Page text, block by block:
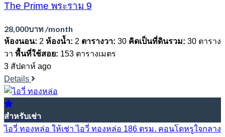
The Prime พระราม 9
28,000บาท /month
ห้องนอน: 2 ห้องน้ำ: 2 ตารางวา: 30 คิดเป็นที่ดินรวม: 30 ตาราง
วา พื้นที่ใช้สอย: 153 ตารางเมตร
3 สัปดาห์ ago
Details
สำหรับเช่า
ไอวี่ ทองหล่อ ให้เช่า ไอวี่ ทองหล่อ 186 ตรม. คอนโดหรูใจกลาง